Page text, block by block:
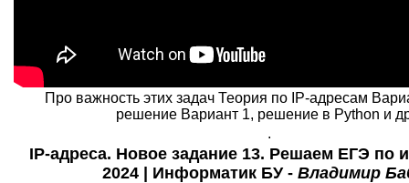
Про важность этих задач Теория по IP-адресам
решение Вариант 1, решение в Python и
.
IP-адреса. Новое задание 13. Решаем ЕГЭ по
2024 | Информатик БУ - Владимир